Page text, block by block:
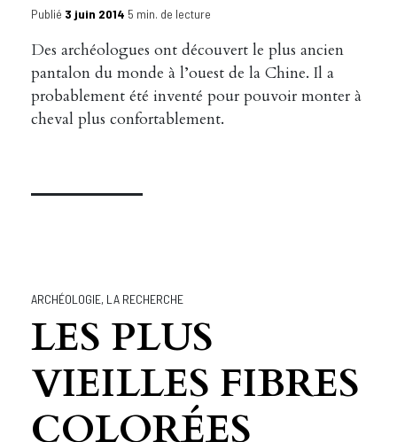
Publié 3 juin 2014 5 min. de lecture
Des archéologues ont découvert le plus ancien
pantalon du monde à l’ouest de la Chine. Il a
probablement été inventé pour pouvoir monter à
cheval plus confortablement.
ARCHÉOLOGIE, LA RECHERCHE
LES PLUS
VIEILLES FIBRES
COLORÉES